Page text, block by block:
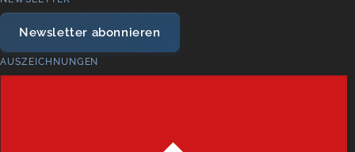
Newsletter abonnieren
AUSZEICHNUNGEN